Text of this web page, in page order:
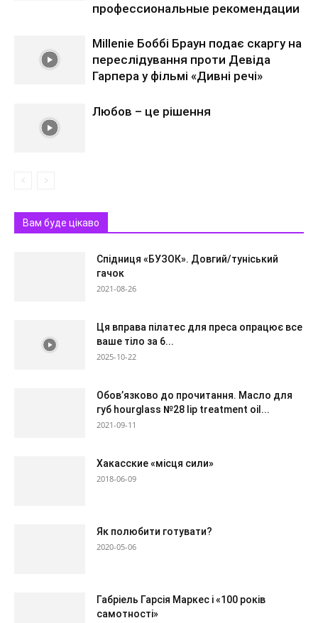
профессиональные рекомендации
Millenie Боббі Браун подає скаргу на
переслідування проти Девіда
Гарпера у фільмі «Дивні речі»
Любов – це рішення
Вам буде цікаво
Спідниця «БУЗОК». Довгий/туніський
гачок
2021-08-26
Ця вправа пілатес для преса опрацює все
ваше тіло за 6...
2025-10-22
Обов’язково до прочитання. Масло для
губ hourglass №28 lip treatment oil...
2021-09-11
Хакасские «місця сили»
2018-06-09
Як полюбити готувати?
2020-05-06
Габріель Гарсія Маркес і «100 років
самотності»